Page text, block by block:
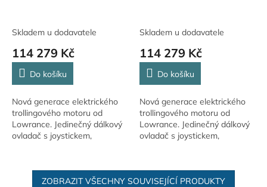
Skladem u dodavatele
114 279 Kč
Do košíku
Nová generace elektrického
trollingového motoru od
Lowrance. Jedinečný dálkový
ovladač s joystickem,
programovatelnou spodní
klávesnicí a...
Skladem u dodavatele
114 279 Kč
Do košíku
Nová generace elektrického
trollingového motoru od
Lowrance. Jedinečný dálkový
ovladač s joystickem,
programovatelnou spodní
klávesnicí a...
ZOBRAZIT VŠECHNY SOUVISEJÍCÍ PRODUKTY